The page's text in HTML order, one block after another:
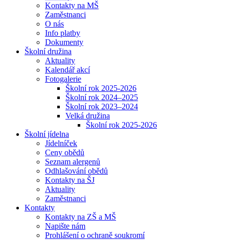
Kontakty na MŠ
Zaměstnanci
O nás
Info platby
Dokumenty
Školní družina
Aktuality
Kalendář akcí
Fotogalerie
Školní rok 2025-2026
Školní rok 2024–2025
Školní rok 2023–2024
Velká družina
Školní rok 2025-2026
Školní jídelna
Jídelníček
Ceny obědů
Seznam alergenů
Odhlašování obědů
Kontakty na ŠJ
Aktuality
Zaměstnanci
Kontakty
Kontakty na ZŠ a MŠ
Napište nám
Prohlášení o ochraně soukromí